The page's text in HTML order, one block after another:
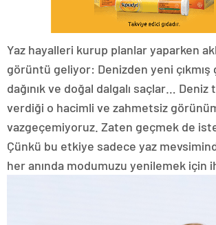
Yaz hayalleri kurup planlar yaparken
görüntü geliyor: Denizden yeni çıkmış
dağınık ve doğal dalgalı saçlar… Deniz
verdiği o hacimli ve zahmetsiz
vazgeçemiyoruz. Zaten geçmek de
Çünkü bu etkiye sadece yaz
her anında modumuzu yenilemek için